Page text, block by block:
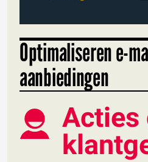
Optimaliseren e-
aanbiedingen
Acties